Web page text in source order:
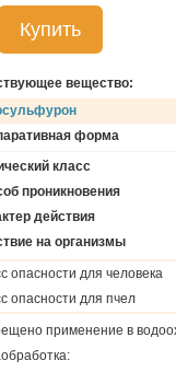
Купить
вещество:
форма
класс
проникновения
действия
на организмы
опасности для человека
опасности для пчел
применение в